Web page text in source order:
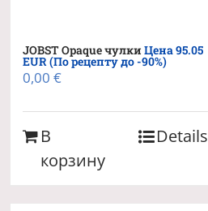
JOBST Opaque чулкиЦена 95.05
EUR (По рецепту до -90%)
0,00€
В
корзину
Details